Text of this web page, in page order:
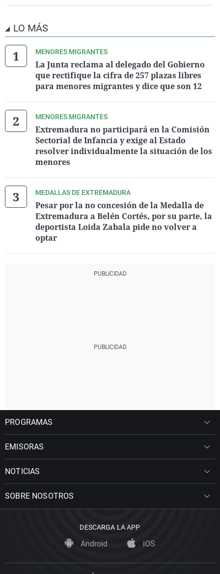
LO MÁS
MENORES MIGRANTES
La Junta reclama al delegado del Gobierno
que rectifique la cifra de 257 plazas libres
para menores migrantes y dice que son 12
MENORES MIGRANTES
Extremadura no participará en la Comisión
Sectorial de Infancia y exige al Estado
resolver individualmente la situación de los
menores
MEDALLAS DE EXTREMADURA
Pesar por la no concesión de la Medalla de
Extremadura a Belén Cortés, por su parte, la
deportista Loida Zabala pide no volver a
optar
PROGRAMAS
EMISORAS
NOTICIAS
SOBRE NOSOTROS
DESCARGA LA APP
Android iOS